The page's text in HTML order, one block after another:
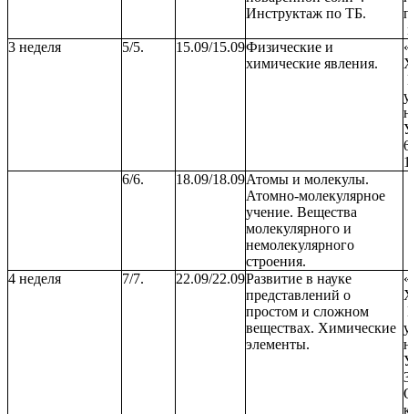
Инструктаж по ТБ.
3 неделя
5/5. 15.09/15.09Физические и
химические явления.
6/6.
18.09/18.09Атомы и молекулы.
Атомно-молекулярное
учение. Вещества
молекулярного и
немолекулярного
строения.
4 неделя
7/7. 22.09/22.09Развитие в науке
представлений о
простом и сложном
веществах. Химические
элементы.